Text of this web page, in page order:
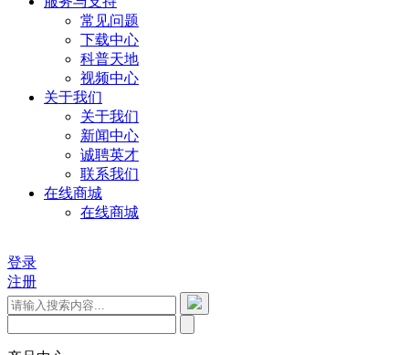
常见问题
下载中心
科普天地
视频中心
关于我们
关于我们
新闻中心
诚聘英才
联系我们
在线商城
在线商城
登录
注册